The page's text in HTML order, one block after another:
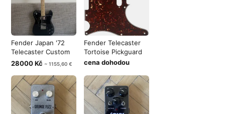
Fender Japan '72
Telecaster Custom
TC72 (1994
28000 Kč ~ 1155,60 €
Fender Telecaster
Tortoise Pickguard
cena dohodou